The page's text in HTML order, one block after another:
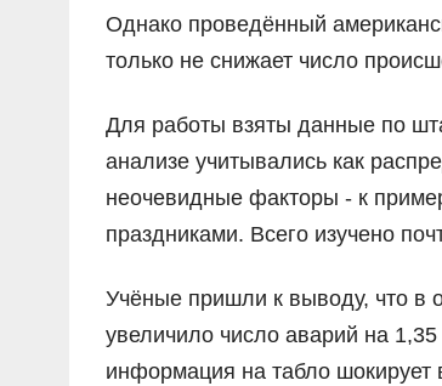
Однако проведённый
только не снижает число
Для работы взяты данные по
анализе учитывались как
неочевидные факторы - к
праздниками. Всего изучено
Учёные пришли к выводу, что в
увеличило число аварий на
информация на табло шокирует